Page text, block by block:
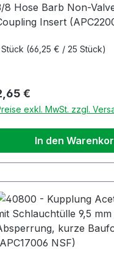
8 Hose Barb Non-
Insert
Stück (66,25 € / 25 Stück)
Preis:
€
exkl. MwSt. zzgl.
In den